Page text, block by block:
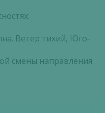
Ветер тихий, Юго-
смены направления